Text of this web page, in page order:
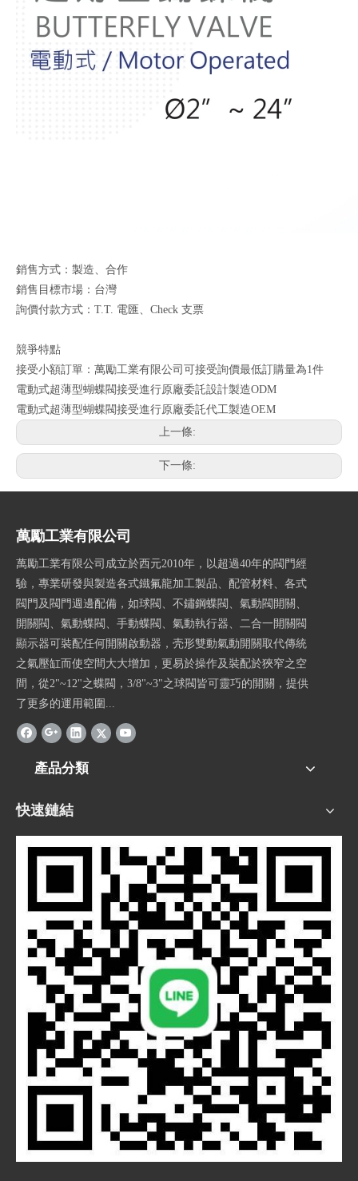
銷售方式：製造、合作
銷售目標市場：台灣
詢價付款方式：T.T. 電匯、Check 支票
競爭特點
接受小額訂單：萬勵工業有限公司可接受詢價最低訂購量為1件
電動式超薄型蝴蝶閥接受進行原廠委託設計製造ODM
電動式超薄型蝴蝶閥接受進行原廠委託代工製造OEM
上一條:
下一條:
萬勵工業有限公司
萬勵工業有限公司成立於西元2010年，以超過40年的閥門經
驗，專業研發與製造各式鐵氟龍加工製品、配管材料、各式
閥門及閥門週邊配備，如球閥、不鏽鋼蝶閥、氣動閥開關、
開關閥、氣動蝶閥、手動蝶閥、氣動執行器、二合一開關閥
顯示器可裝配任何開關啟動器，壳形雙動氣動開關取代傳統
之氣壓缸而使空間大大增加，更易於操作及裝配於狹窄之空
間，從2"~12"之蝶閥，3/8"~3"之球閥皆可靈巧的開關，提供
了更多的運用範圍...
產品分類
快速鏈結